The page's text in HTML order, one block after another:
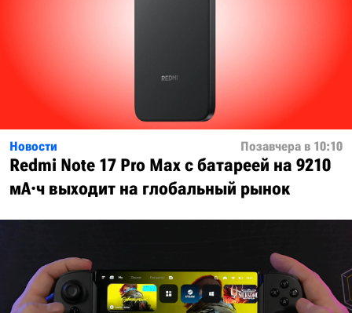
Новости Позавчера в 10:10
Redmi Note 17 Pro Max с батареей на 9210
мА·ч выходит на глобальный рынок